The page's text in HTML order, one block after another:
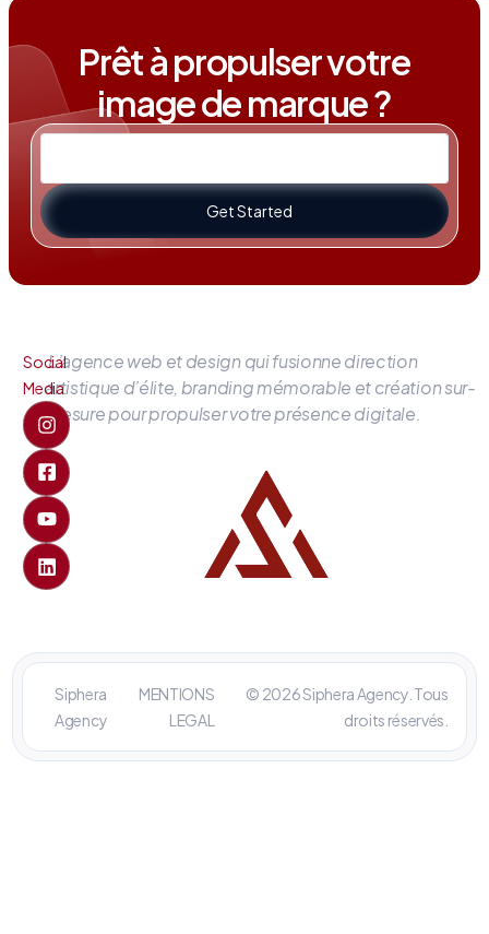
Prêt à propulser votre
image de marque ?
Get Started
L’agence web et design qui fusionne direction
artistique d’élite, branding mémorable et création sur-
mesure pour propulser votre présence digitale.
Social
Media
Siphera
Agency
MENTIONS
LEGAL
© 2026 Siphera Agency. Tous
droits réservés.